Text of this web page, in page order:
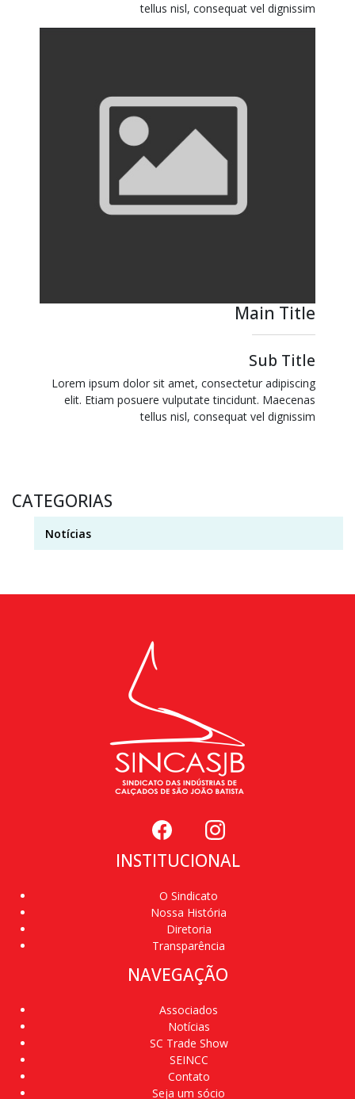
tellus nisl, consequat vel dignissim
Main Title
Sub Title
Lorem ipsum dolor sit amet, consectetur adipiscing
elit. Etiam posuere vulputate tincidunt. Maecenas
tellus nisl, consequat vel dignissim
CATEGORIAS
Notícias
INSTITUCIONAL
O Sindicato
Nossa História
Diretoria
Transparência
NAVEGAÇÃO
Associados
Notícias
SC Trade Show
SEINCC
Contato
Seja um sócio